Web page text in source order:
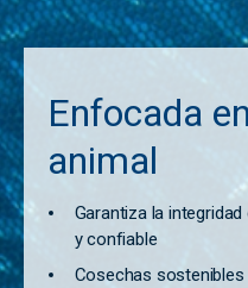
Enfocada
animal
Garantiza la
y confiable
Cosechas